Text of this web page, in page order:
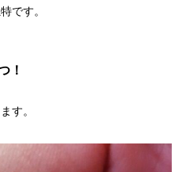
です。
！
す。